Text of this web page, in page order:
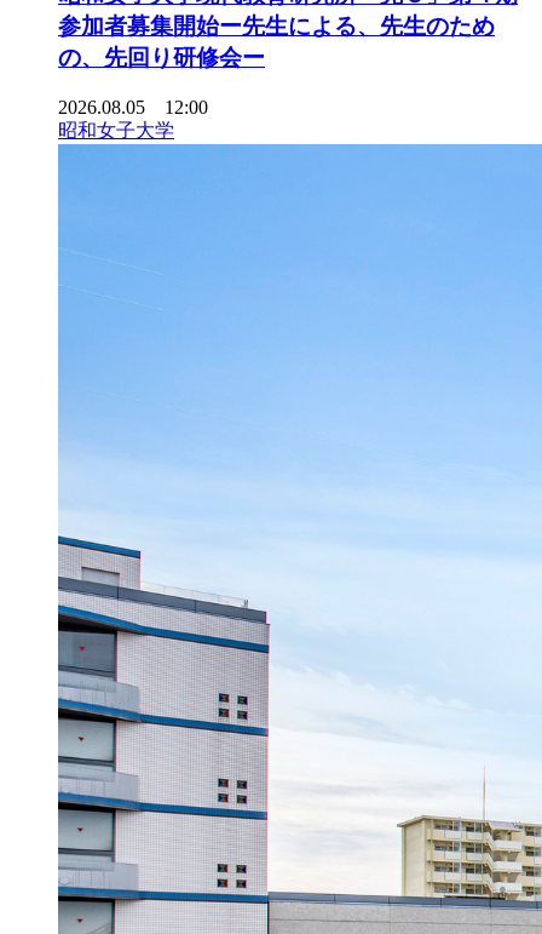
参加者募集開始ー先生による、先生のため
の、先回り研修会ー
2026.08.05 12:00
昭和女子大学